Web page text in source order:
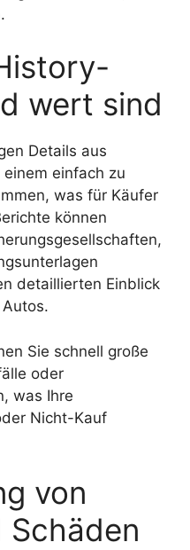
wert sind
Details aus
einfach zu
was für Käufer
können
detaillierten Einblick
Sie schnell große
oder
was Ihre
Nicht-Kauf
von
Schäden